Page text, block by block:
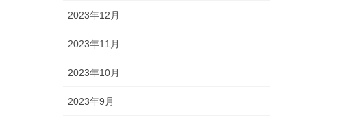
2023年12月
2023年11月
2023年10月
2023年9月